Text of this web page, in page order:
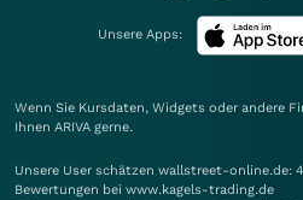
Unsere Apps:
Wenn Sie Kursdaten, Widgets oder andere
Ihnen ARIVA gerne.
Unsere User schätzen wallstreet-online.de:
Bewertungen bei www.kagels-trading.de